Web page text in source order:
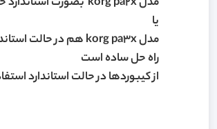
یا
مدل korg pa3x هم در حالت استاندارد 128 مگابایت حافظه دارد ولی تعمیرکاران بر روی دستگاه حافظه 256 مگابایتی نصب میکنند
راه حل ساده است
از کیبوردها در حالت استاندارد